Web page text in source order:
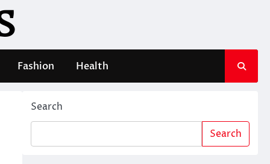
Fashion Health
Search
Search